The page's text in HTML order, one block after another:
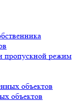
пропускной режим
объектов
объектов